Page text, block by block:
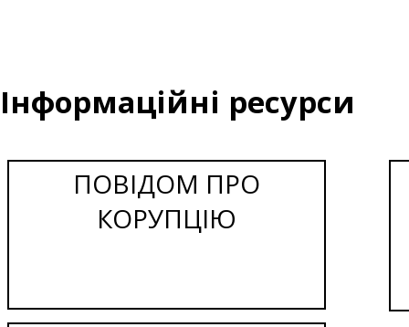
Інформаційні ресурси
ПОВІДОМ ПРО
КОРУПЦІЮ